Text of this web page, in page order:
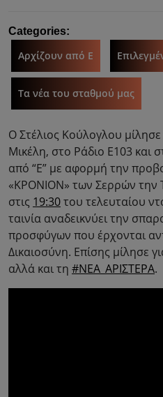
Categories:
Αρχίζουν από Ε
Τα νέα του σταθμού μας
Ο Στέλιος Κούλογλου
Μικέλη, στο Ράδιο Ε103 και
από “Ε” με αφορμή την
«ΚΡΟΝΙΟΝ» των Σερρών
στις 19:30του τελευταίου
ταινία αναδεικνύει την
προσφύγων που έρχονται
Δικαιοσύνη. Επίσης μίλησε
αλλά και τη #ΝΕΑ_ΑΡΙΣΤΕΡΑ.